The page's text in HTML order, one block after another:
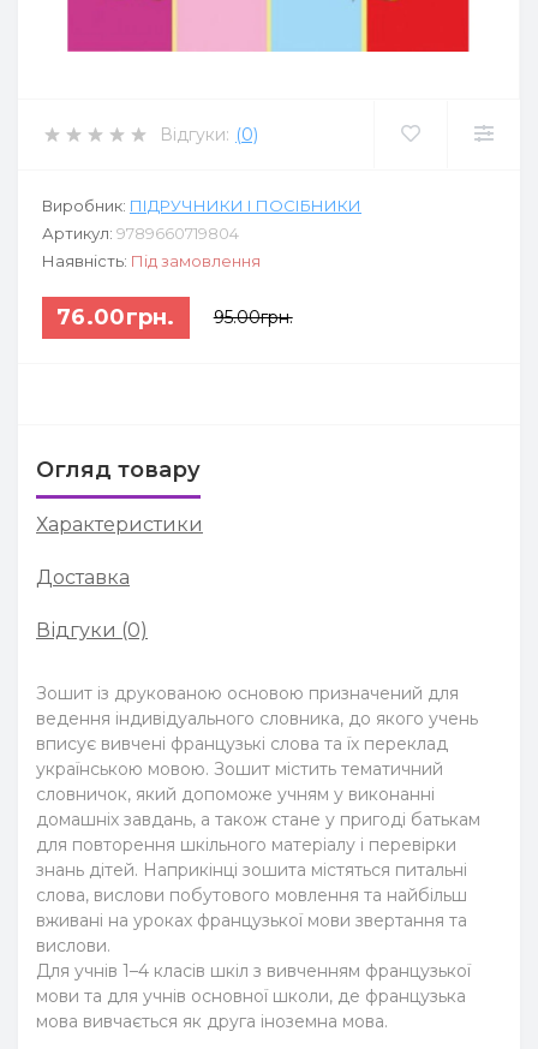
Відгуки: (0)
Виробник: ПІДРУЧНИКИ І ПОСІБНИКИ
Артикул: 9789660719804
Наявність: Під замовлення
76.00грн. 95.00грн.
Огляд товару
Характеристики
Доставка
Відгуки (0)
Зошит із друкованою основою призначений для
ведення індивідуального словника, до якого учень
вписує вивчені французькі слова та їх переклад
українською мовою. Зошит містить тематичний
словничок, який допоможе учням у виконанні
домашніх завдань, а також стане у пригоді батькам
для повторення шкільного матеріалу і перевірки
знань дітей. Наприкінці зошита містяться питальні
слова, вислови побутового мовлення та найбільш
вживані на уроках французької мови звертання та
вислови.
Для учнів 1–4 класів шкіл з вивченням французької
мови та для учнів основної школи, де французька
мова вивчається як друга іноземна мова.